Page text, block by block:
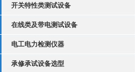
开关特性类测试设备
在线类及带电测试设备
电工电力检测仪器
承修承试设备选型